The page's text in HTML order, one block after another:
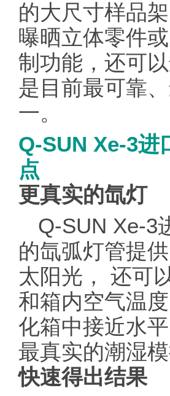
的大尺寸样品
曝晒立体零件
制功能，还可
是目前最可靠
一。
Q-SUN Xe-3进
点
更真实的氙灯
Q-SUN Xe-3
的氙弧灯管提
太阳光， 还可
和箱内空气温
化箱中接近水
最真实的潮湿模
快速得出结果